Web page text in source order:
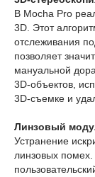
В Mocha Pro
3D. Этот
отслеживания
позволяет
мануальной
3D-объектов,
3D-съемке и
Линзовый
Устранение
линзовых